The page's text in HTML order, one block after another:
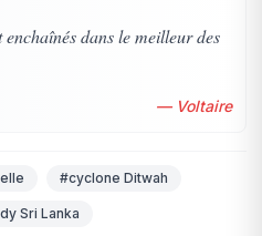
enchaînés dans le meilleur des
— Voltaire
#cyclone Ditwah
Sri Lanka